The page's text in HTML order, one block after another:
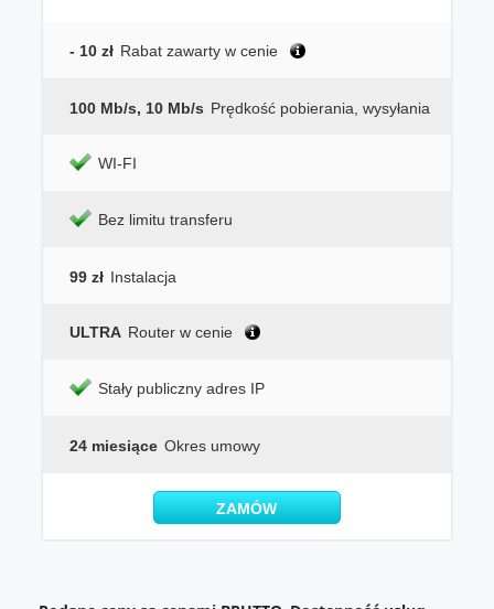
- 10 zł Rabat zawarty w cenie
100 Mb/s, 10 Mb/s Prędkość pobierania, wysyłania
WI-FI
Bez limitu transferu
99 zł Instalacja
ULTRA Router w cenie
Stały publiczny adres IP
24 miesiące Okres umowy
ZAMÓW